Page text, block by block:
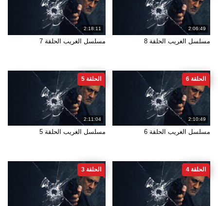
2:06:49
مسلسل الغريب الحلقة 8
2:18:11
مسلسل الغريب الحلقة 7
2:10:49
الحلقة 6
مسلسل الغريب الحلقة 6
2:11:04
الحلقة 5
مسلسل الغريب الحلقة 5
الحلقة 4 الحلقة 3